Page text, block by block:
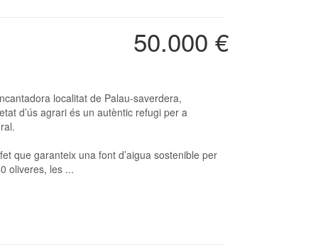
50.000 €
d’ús agrari és un autèntic refugi per a
que garanteix una font d’aigua sostenible per
oliveres, les ...